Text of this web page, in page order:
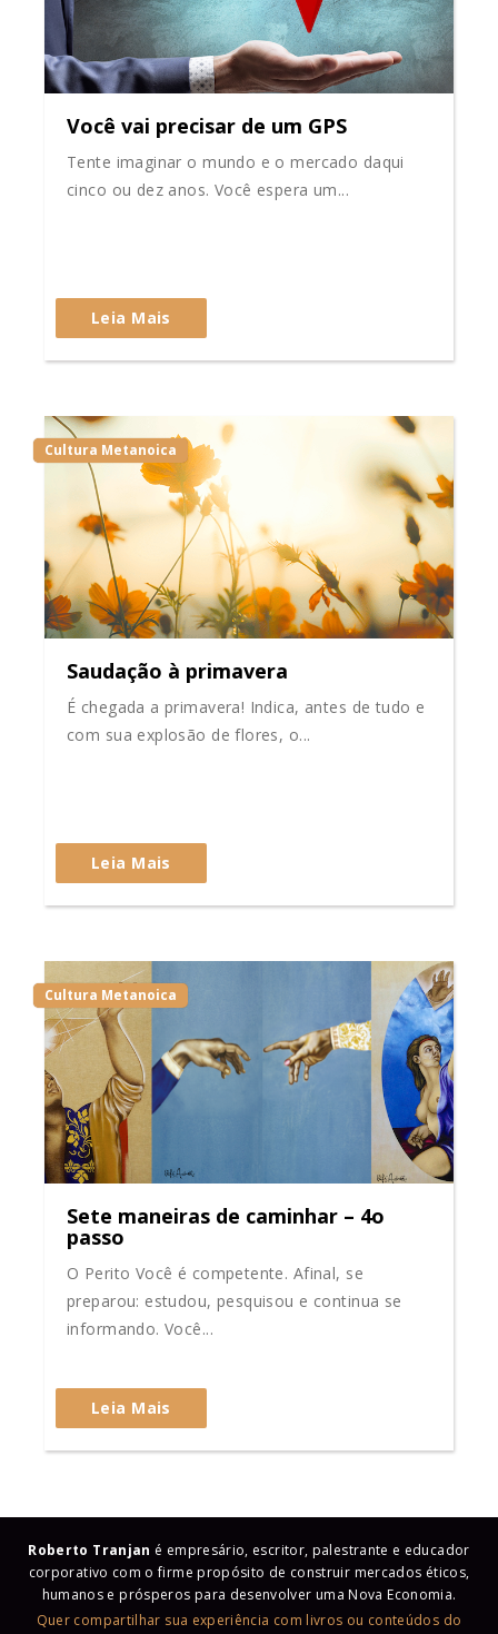
Você vai precisar de um GPS
Tente imaginar o mundo e o mercado daqui
cinco ou dez anos. Você espera um...
Leia Mais
Cultura Metanoica
Saudação à primavera
É chegada a primavera! Indica, antes de tudo e
com sua explosão de flores, o...
Leia Mais
Cultura Metanoica
Sete maneiras de caminhar – 4o
passo
O Perito Você é competente. Afinal, se
preparou: estudou, pesquisou e continua se
informando. Você...
Leia Mais
Roberto Tranjan é empresário, escritor, palestrante e educador
corporativo com o firme propósito de construir mercados éticos,
humanos e prósperos para desenvolver uma Nova Economia.
Quer compartilhar sua experiência com livros ou conteúdos do